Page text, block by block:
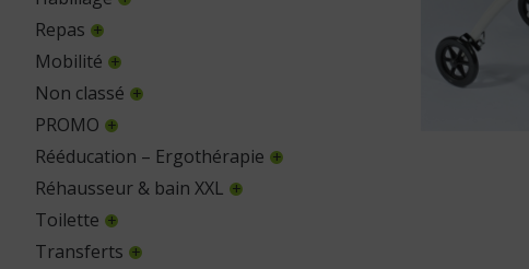
Repas
Mobilité
Non classé
PROMO
Rééducation – Ergothérapie
Réhausseur & bain XXL
Toilette
Transferts